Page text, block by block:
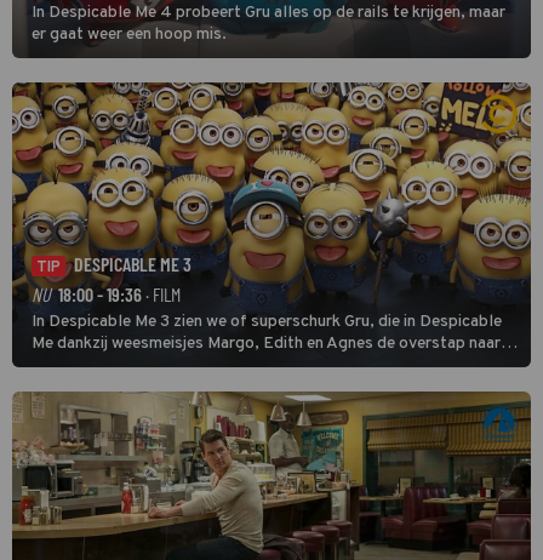
In Despicable Me 4 probeert Gru alles op de rails te krijgen, maar
er gaat weer een hoop mis.
TIP
DESPICABLE ME 3
NU 18:00 - 19:36 · FILM
In Despicable Me 3 zien we of superschurk Gru, die in Despicable
Me dankzij weesmeisjes Margo, Edith en Agnes de overstap naar
het rechte pad maakte, ook op dat pad weet te blijven.